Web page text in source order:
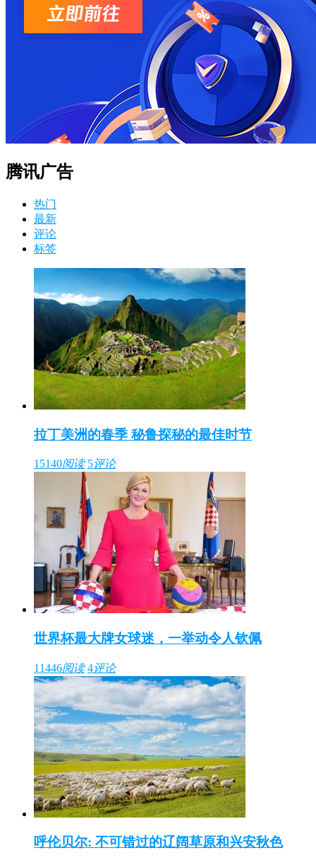
腾讯广告
热门
最新
评论
标签
拉丁美洲的春季 秘鲁探秘的最佳时节
15140阅读 5评论
世界杯最大牌女球迷，一举动令人钦佩
11446阅读 4评论
呼伦贝尔: 不可错过的辽阔草原和兴安秋色